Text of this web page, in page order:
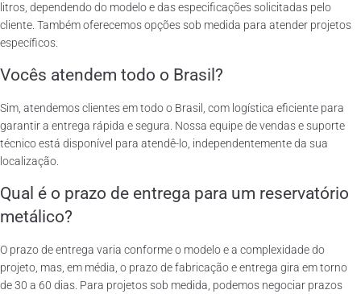
litros, dependendo do modelo e das especificações solicitadas pelo
cliente. Também oferecemos opções sob medida para atender projetos
específicos.
Vocês atendem todo o Brasil?
Sim, atendemos clientes em todo o Brasil, com logística eficiente para
garantir a entrega rápida e segura. Nossa equipe de vendas e suporte
técnico está disponível para atendê-lo, independentemente da sua
localização.
Qual é o prazo de entrega para um reservatório
metálico?
O prazo de entrega varia conforme o modelo e a complexidade do
projeto, mas, em média, o prazo de fabricação e entrega gira em torno
de 30 a 60 dias. Para projetos sob medida, podemos negociar prazos